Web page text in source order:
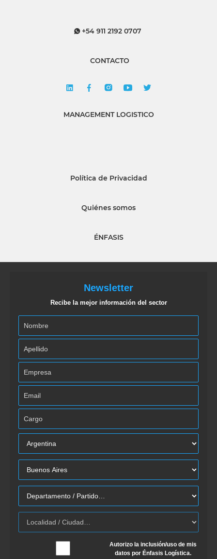
+54 911 2192 0707
CONTACTO
MANAGEMENT LOGISTICO
Política de Privacidad
Quiénes somos
ÉNFASIS
Newsletter
Recibe la mejor información del sector
Autorizo la inclusión/uso de mis
datos por Énfasis Logística.